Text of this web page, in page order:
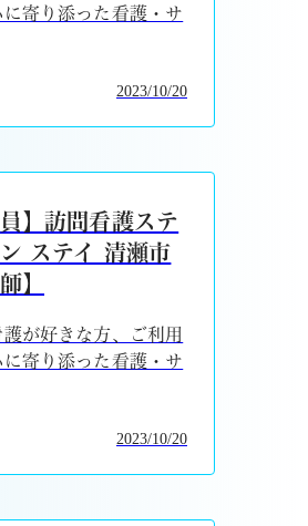
寄り添った看護・サ
2023/10/20
員】訪問看護ステ
ステイ 清瀬市
】
が好きな方、ご利用
寄り添った看護・サ
2023/10/20